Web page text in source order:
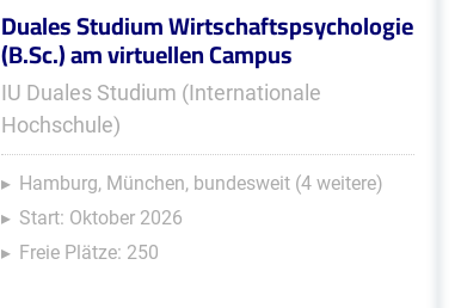
Duales Studium Wirtschaftspsychologie
(B.Sc.) am virtuellen Campus
IU Duales Studium (Internationale
Hochschule)
Hamburg, München, bundesweit (4 weitere)
Start: Oktober 2026
Freie Plätze: 250